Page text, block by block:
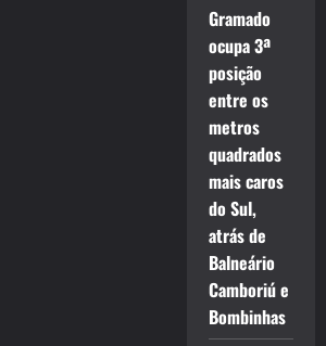
Gramado
ocupa 3ª
posição
entre os
metros
quadrados
mais caros
do Sul,
atrás de
Balneário
Camboriú e
Bombinhas